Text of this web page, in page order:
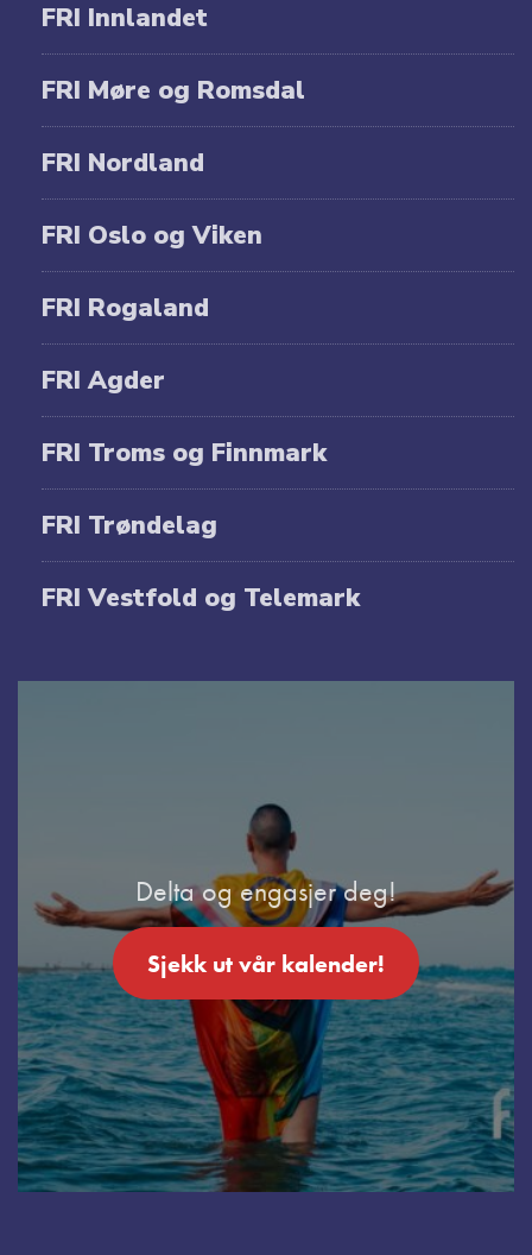
FRI Innlandet
FRI Møre og Romsdal
FRI Nordland
FRI Oslo og Viken
FRI Rogaland
FRI Agder
FRI Troms og Finnmark
FRI Trøndelag
FRI Vestfold og Telemark
Delta og engasjer deg!
Sjekk ut vår kalender!